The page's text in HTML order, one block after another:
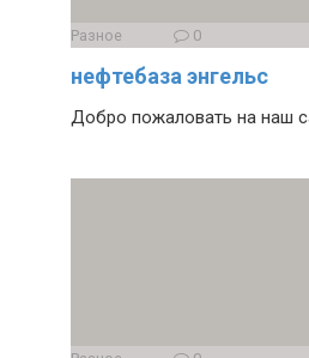
Разное 0
нефтебаза энгельс
Добро пожаловать на наш